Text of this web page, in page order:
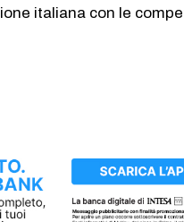
italiana con le